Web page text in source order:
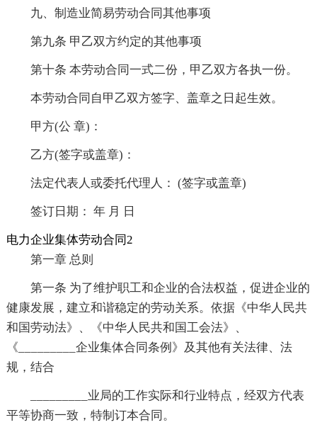
九、制造业简易劳动合同其他事项
第九条 甲乙双方约定的其他事项
第十条 本劳动合同一式二份，甲乙双方各执一份。
本劳动合同自甲乙双方签字、盖章之日起生效。
甲方(公 章)：
乙方(签字或盖章)：
法定代表人或委托代理人： (签字或盖章)
签订日期： 年 月 日
电力企业集体劳动合同2
第一章 总则
第一条 为了维护职工和企业的合法权益，促进企业的
健康发展，建立和谐稳定的劳动关系。依据《中华人民共
和国劳动法》、《中华人民共和国工会法》、
《_________企业集体合同条例》及其他有关法律、法
规，结合
_________业局的工作实际和行业特点，经双方代表
平等协商一致，特制订本合同。